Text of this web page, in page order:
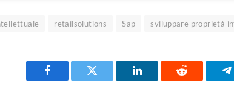
retailsolutions Sap sviluppare proprietà
Facebook Twitter LinkedIn Reddit